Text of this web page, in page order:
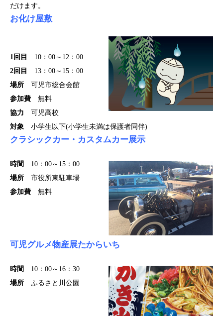
だけます。
お化け屋敷
1回目
10：00～12：00
2回目
13：00～15：00
場所 可児市総合会館
参加費 無料
協力 可児高校
対象 小学生以下(小学生未満は保護者同伴)
クラシックカー・カスタムカー展示
時間
10：00～15：00
場所 市役所東駐車場
参加費 無料
可児グルメ物産展たからいち
時間
10：00～16：30
場所 ふるさと川公園